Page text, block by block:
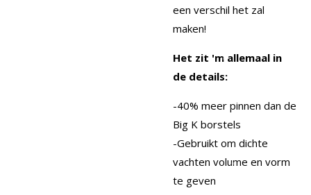
een verschil het zal
maken!
Het zit 'm allemaal in
de details:
-40% meer pinnen dan de
Big K borstels
-Gebruikt om dichte
vachten volume en vorm
te geven